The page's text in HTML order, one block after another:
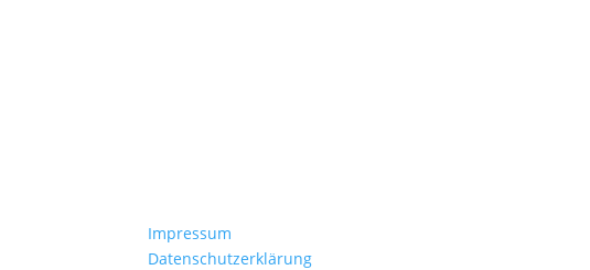
Impressum
Datenschutzerklärung